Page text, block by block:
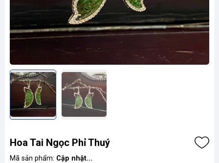
Hoa Tai Ngọc Phỉ Thuý
Mã sản phẩm: Cập nhật...